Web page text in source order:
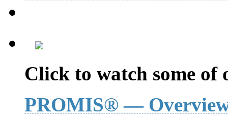
Click to watch some of
PROMIS® —